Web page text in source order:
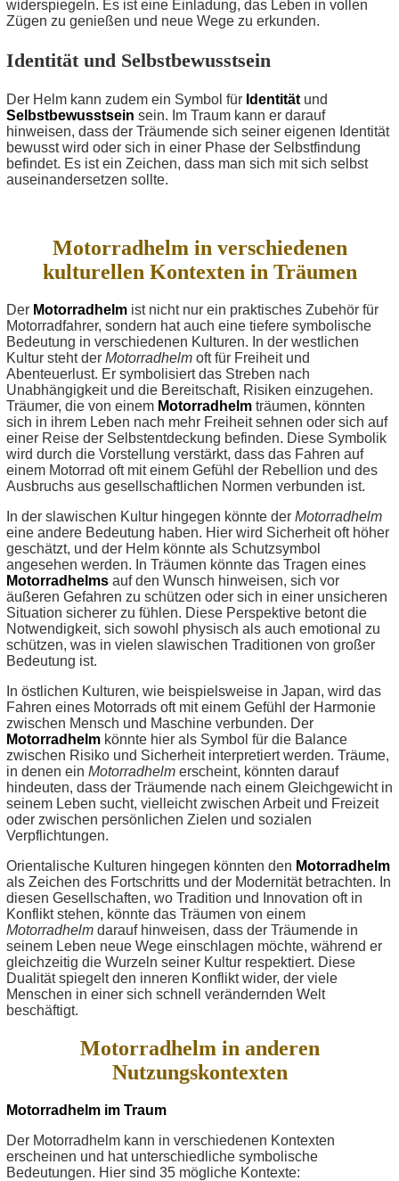
widerspiegeln. Es ist eine Einladung, das Leben in vollen
Zügen zu genießen und neue Wege zu erkunden.
Identität und Selbstbewusstsein
Der Helm kann zudem ein Symbol für Identität und
Selbstbewusstsein sein. Im Traum kann er darauf
hinweisen, dass der Träumende sich seiner eigenen Identität
bewusst wird oder sich in einer Phase der Selbstfindung
befindet. Es ist ein Zeichen, dass man sich mit sich selbst
auseinandersetzen sollte.
Motorradhelm in verschiedenen
kulturellen Kontexten in Träumen
Der Motorradhelm ist nicht nur ein praktisches Zubehör für
Motorradfahrer, sondern hat auch eine tiefere symbolische
Bedeutung in verschiedenen Kulturen. In der westlichen
Kultur steht der Motorradhelm oft für Freiheit und
Abenteuerlust. Er symbolisiert das Streben nach
Unabhängigkeit und die Bereitschaft, Risiken einzugehen.
Träumer, die von einem Motorradhelm träumen, könnten
sich in ihrem Leben nach mehr Freiheit sehnen oder sich auf
einer Reise der Selbstentdeckung befinden. Diese Symbolik
wird durch die Vorstellung verstärkt, dass das Fahren auf
einem Motorrad oft mit einem Gefühl der Rebellion und des
Ausbruchs aus gesellschaftlichen Normen verbunden ist.
In der slawischen Kultur hingegen könnte der Motorradhelm
eine andere Bedeutung haben. Hier wird Sicherheit oft höher
geschätzt, und der Helm könnte als Schutzsymbol
angesehen werden. In Träumen könnte das Tragen eines
Motorradhelms auf den Wunsch hinweisen, sich vor
äußeren Gefahren zu schützen oder sich in einer unsicheren
Situation sicherer zu fühlen. Diese Perspektive betont die
Notwendigkeit, sich sowohl physisch als auch emotional zu
schützen, was in vielen slawischen Traditionen von großer
Bedeutung ist.
In östlichen Kulturen, wie beispielsweise in Japan, wird das
Fahren eines Motorrads oft mit einem Gefühl der Harmonie
zwischen Mensch und Maschine verbunden. Der
Motorradhelm könnte hier als Symbol für die Balance
zwischen Risiko und Sicherheit interpretiert werden. Träume,
in denen ein Motorradhelm erscheint, könnten darauf
hindeuten, dass der Träumende nach einem Gleichgewicht in
seinem Leben sucht, vielleicht zwischen Arbeit und Freizeit
oder zwischen persönlichen Zielen und sozialen
Verpflichtungen.
Orientalische Kulturen hingegen könnten den Motorradhelm
als Zeichen des Fortschritts und der Modernität betrachten. In
diesen Gesellschaften, wo Tradition und Innovation oft in
Konflikt stehen, könnte das Träumen von einem
Motorradhelm darauf hinweisen, dass der Träumende in
seinem Leben neue Wege einschlagen möchte, während er
gleichzeitig die Wurzeln seiner Kultur respektiert. Diese
Dualität spiegelt den inneren Konflikt wider, der viele
Menschen in einer sich schnell verändernden Welt
beschäftigt.
Motorradhelm in anderen
Nutzungskontexten
Motorradhelm im Traum
Der Motorradhelm kann in verschiedenen Kontexten
erscheinen und hat unterschiedliche symbolische
Bedeutungen. Hier sind 35 mögliche Kontexte: